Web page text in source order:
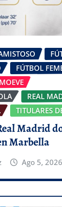
FÚTBOL
REAL
TITULARES
Madrid
Marbella
Ago 5, 2026